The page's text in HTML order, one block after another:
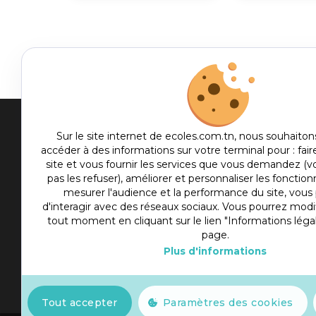
Sur le site internet de ecoles.com.tn, nous
accéder à des informations sur votre terminal pour :
site et vous fournir les services que vous demandez
pas les refuser), améliorer et personnaliser les
mesurer l'audience et la performance du site,
d'interagir avec des réseaux sociaux. Vous pourrez
tout moment en cliquant sur le lien "Informations
page.
Plus d'informations
Paramètres des cookies
Tout accepter
Culture
Sport
Slot777